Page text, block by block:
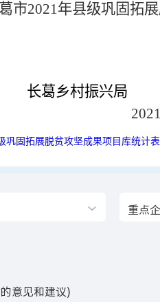
市2021年县级巩固拓
长葛乡村振兴局
巩固拓展脱贫攻坚成果项目库统计
重点
意见和建议)